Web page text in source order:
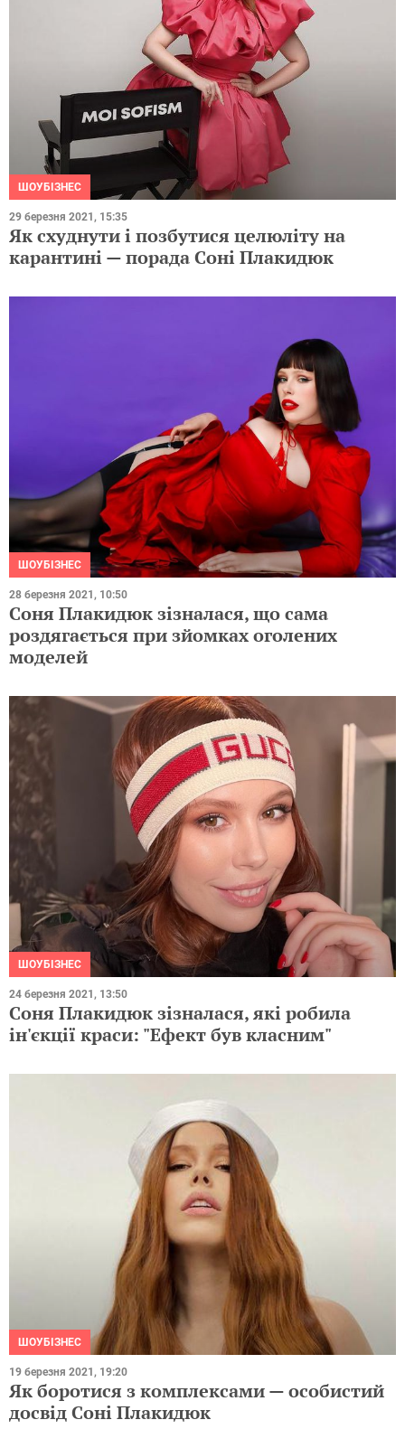
ШОУБІЗНЕС
29 березня 2021, 15:35
Як схуднути і позбутися целюліту на
карантині — порада Соні Плакидюк
ШОУБІЗНЕС
28 березня 2021, 10:50
Соня Плакидюк зізналася, що сама
роздягається при зйомках оголених
моделей
ШОУБІЗНЕС
24 березня 2021, 13:50
Соня Плакидюк зізналася, які робила
ін'єкції краси: "Ефект був класним"
ШОУБІЗНЕС
19 березня 2021, 19:20
Як боротися з комплексами — особистий
досвід Соні Плакидюк